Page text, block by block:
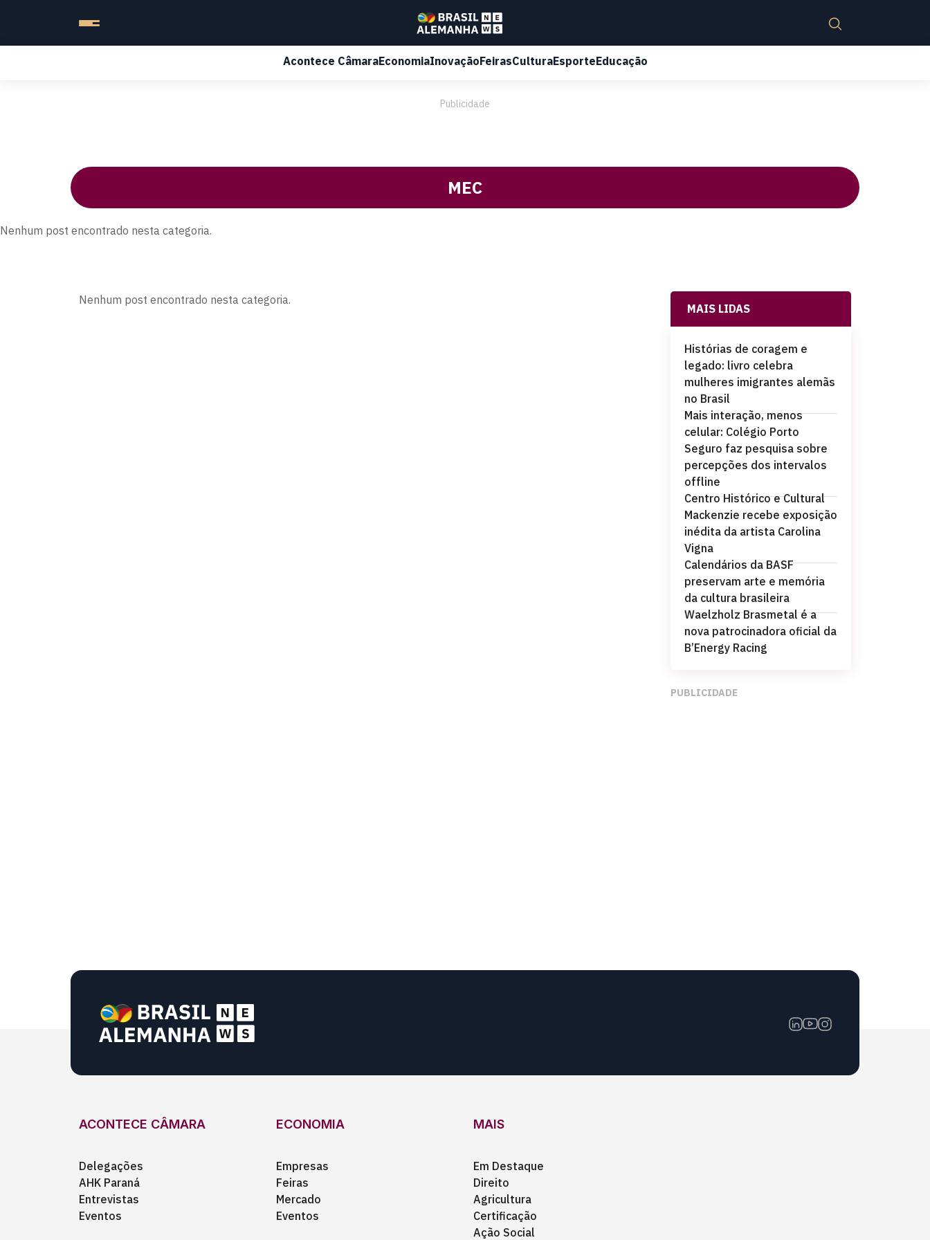
Acontece CâmaraEconomiaInovaçãoFeirasCulturaEsporteEducação
Publicidade
MEC
Nenhum post encontrado nesta categoria.
Nenhum post encontrado nesta categoria.
MAIS LIDAS
Histórias de coragem e
legado: livro celebra
mulheres imigrantes alemãs
no Brasil
Mais interação, menos
celular: Colégio Porto
Seguro faz pesquisa sobre
percepções dos intervalos
offline
Centro Histórico e Cultural
Mackenzie recebe exposição
inédita da artista Carolina
Vigna
Calendários da BASF
preservam arte e memória
da cultura brasileira
Waelzholz Brasmetal é a
nova patrocinadora oficial da
B’Energy Racing
PUBLICIDADE
ACONTECE CÂMARA
Delegações
AHK Paraná
Entrevistas
Eventos
ECONOMIA
Empresas
Feiras
Mercado
Eventos
MAIS
Em Destaque
Direito
Agricultura
Certificação
Ação Social